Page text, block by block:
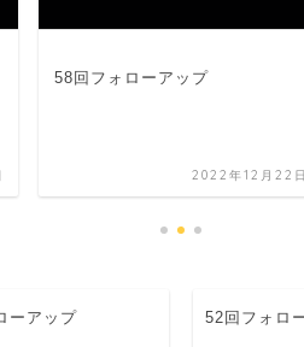
58回フォローアップ
2022年12月22日
ーアップ 52回フォロ